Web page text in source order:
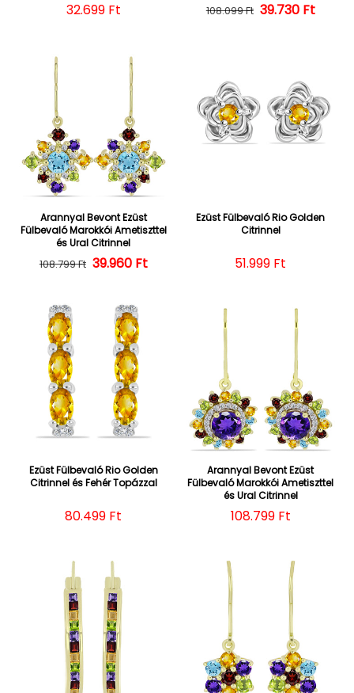
Normál ár
32.699 Ft Normál ár
108.099 Ft 39.730 Ft
Arannyal Bevont Ezüst
Fülbevaló Marokkói Ametiszttel
és Ural Citrinnel
Normál ár
108.799 Ft Kedvezményes ár
39.960 Ft
Ezüst Fülbevaló Rio Golden
Citrinnel
Normál ár
51.999 Ft
Ezüst Fülbevaló Rio Golden
Citrinnel és Fehér Topázzal
Normál ár
80.499 Ft
Arannyal Bevont Ezüst
Fülbevaló Marokkói Ametiszttel
és Ural Citrinnel
Normál ár
108.799 Ft